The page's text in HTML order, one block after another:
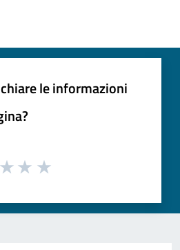
le informazioni